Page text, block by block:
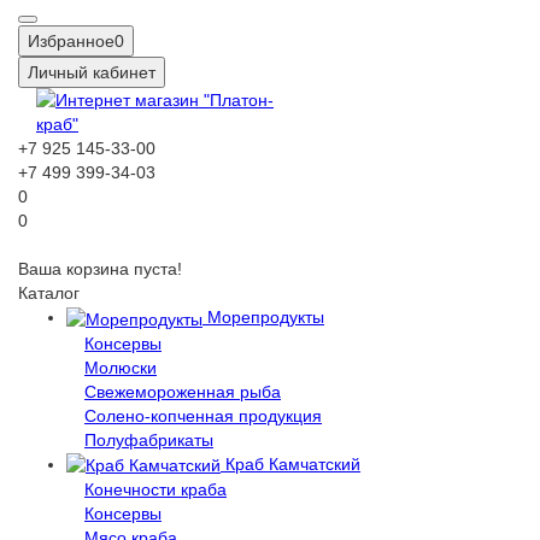
Избранное0
Личный кабинет
+7 925 145-33-00
+7 499 399-34-03
0
0
Ваша корзина пуста!
Каталог
Морепродукты
Консервы
Молюски
Свежемороженная рыба
Солено-копченная продукция
Полуфабрикаты
Краб Камчатский
Конечности краба
Консервы